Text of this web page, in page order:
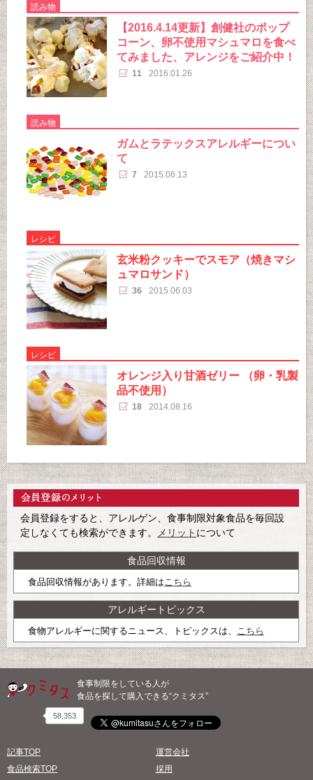
読み物
【2016.4.14更新】創健社のポップ
コーン、卵不使用マシュマロを食べ
てみました、アレンジをご紹介中！
11 2016.01.26
読み物
ガムとラテックスアレルギーについ
て
7 2015.06.13
レシピ
玄米粉クッキーでスモア（焼きマシ
ュマロサンド）
36 2015.06.03
レシピ
オレンジ入り甘酒ゼリー （卵・乳製
品不使用）
18 2014.08.16
会員登録をすると、アレルゲン、食事制限対象食品を毎回設
定しなくても検索ができます。
メリット について
食品回収情報
食品回収情報があります。詳細は こちら
アレルギートピックス
食物アレルギーに関するニュース、トピックスは、 こちら
食事制限をしている人が
食品を探して購入できる“クミタス”
58,353
記事TOP
食品検索TOP
運営会社
採用